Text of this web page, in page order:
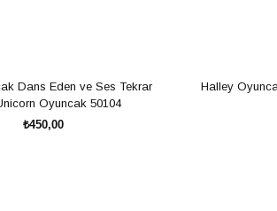
Dans Eden ve Ses Tekrar
Oyuncak 50104
₺450,00
Halley